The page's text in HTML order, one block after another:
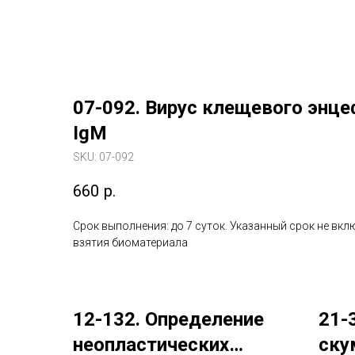
07-092. Вирус клещевого
IgM
SKU: 07-092
660 р.
Срок выполнения: до 7 суток. Указанный срок не
взятия биоматериала
12-132. Определение
неопластических
21-